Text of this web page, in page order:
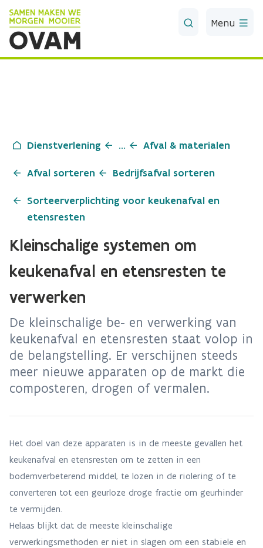
Skip to Main Content
Menu
Dienstverlening ... Afval & materialen
Afval sorteren Bedrijfsafval sorteren
Sorteerverplichting voor keukenafval en
etensresten
Kleinschalige systemen om
keukenafval en etensresten te
verwerken
De kleinschalige be- en verwerking van
keukenafval en etensresten staat volop in
de belangstelling. Er verschijnen steeds
meer nieuwe apparaten op de markt die
composteren, drogen of vermalen.
Het doel van deze apparaten is in de meeste gevallen het
keukenafval en etensresten om te zetten in een
bodemverbeterend middel, te lozen in de riolering of te
converteren tot een geurloze droge fractie om geurhinder
te vermijden.
Helaas blijkt dat de meeste kleinschalige
verwerkingsmethoden er niet in slagen om een stabiele en